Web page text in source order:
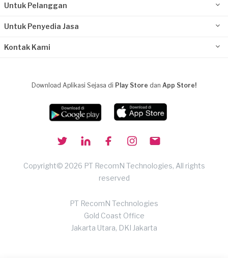
Untuk Pelanggan
Untuk Penyedia Jasa
Kontak Kami
Download Aplikasi Sejasa di Play Store dan App Store!
Copyright© 2026 PT RecomN Technologies, All rights
reserved
PT RecomN Technologies
Gold Coast Office
Jakarta Utara, DKI Jakarta